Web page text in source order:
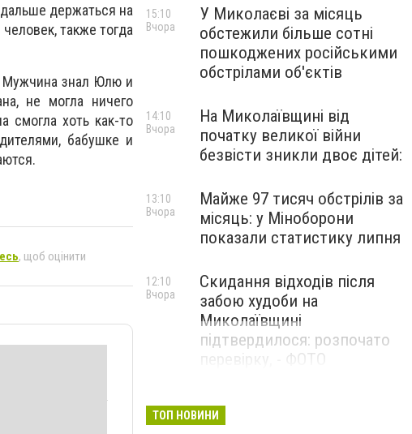
держаться на
также тогда
Мужчина знал Юлю и
не могла ничего
смогла хоть как-то
бабушке и
, щоб оцінити
У Миколаєві за місяць
обстежили більше сотні
пошкоджених російськими
обстрілами об'єктів
15:10
Вчора
На Миколаївщині від
початку великої війни
безвісти зникли двоє дітей:
14:10
Вчора
Майже 97 тисяч обстрілів за
місяць: у Міноборони
показали статистику липня
13:10
Вчора
Скидання відходів після
забою худоби на
Миколаївщині
підтвердилося: розпочато
перевірку, - ФОТО
12:10
Вчора
ТОП НОВИНИ